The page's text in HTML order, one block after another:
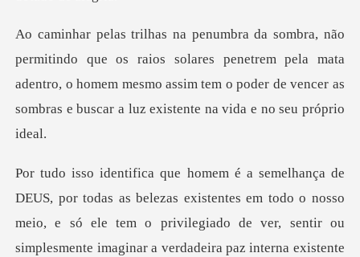
os solares penetrem pela mata
adentro, o homem mesmo assim tem o poder de
zas existentes em todo o nosso
meio, e só ele tem o privilegiado de ver, sen